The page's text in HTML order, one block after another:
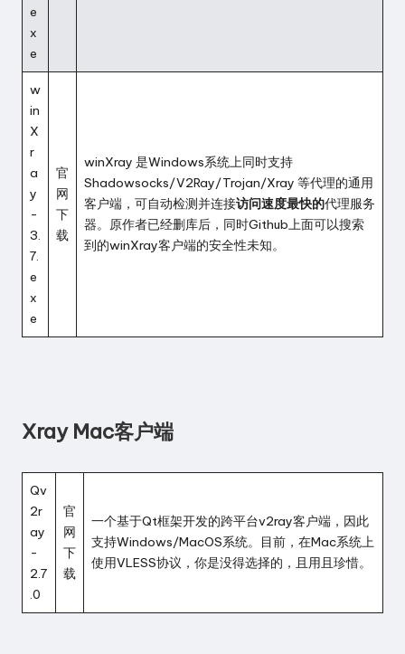
e
x
e
w
in
X
r
a
y
-
3.
7.
e
x
e
官
网
下
载
winXray 是Windows系统上同时支持
Shadowsocks/V2Ray/Trojan/Xray 等代理的通用
客户端，可自动检测并连接访问速度最快的代理服务
器。原作者已经删库后，同时Github上面可以搜索
到的winXray客户端的安全性未知。
Xray Mac客户端
Qv
2r
ay
-
2.7
.0
官
网
下
载
一个基于Qt框架开发的跨平台v2ray客户端，因此
支持Windows/MacOS系统。目前，在Mac系统上
使用VLESS协议，你是没得选择的，且用且珍惜。